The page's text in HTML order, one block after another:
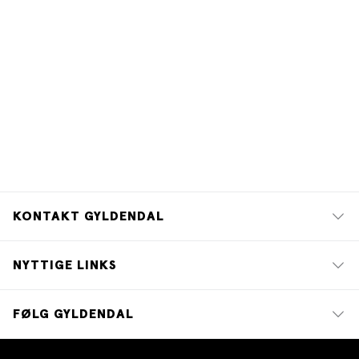
KONTAKT GYLDENDAL
NYTTIGE LINKS
FØLG GYLDENDAL